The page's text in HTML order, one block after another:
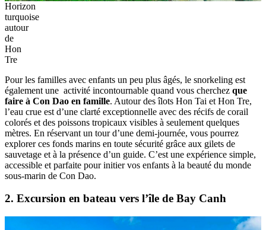
Horizon
turquoise
autour
de
Hon
Tre
Pour les familles avec enfants un peu plus âgés, le snorkeling est
également une activité incontournable quand vous cherchez que
faire à Con Dao en famille. Autour des îlots Hon Tai et Hon Tre,
l’eau crue est d’une clarté exceptionnelle avec des récifs de corail
colorés et des poissons tropicaux visibles à seulement quelques
mètres. En réservant un tour d’une demi-journée, vous pourrez
explorer ces fonds marins en toute sécurité grâce aux gilets de
sauvetage et à la présence d’un guide. C’est une expérience simple,
accessible et parfaite pour initier vos enfants à la beauté du monde
sous-marin de Con Dao.
2. Excursion en bateau vers l’île de Bay Canh